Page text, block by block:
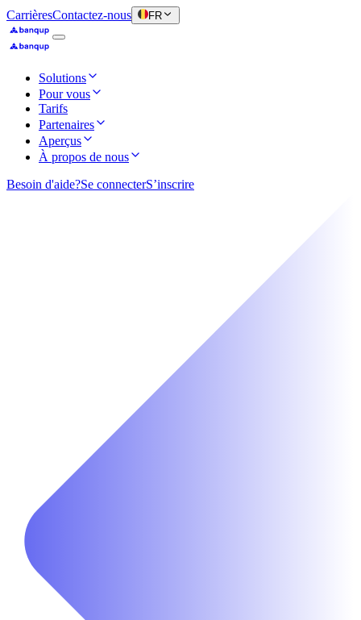
CarrièresContactez-nous FR
Solutions
Pour vous
Tarifs
Partenaires
Aperçus
À propos de nous
Besoin d'aide?Se connecterS’inscrire